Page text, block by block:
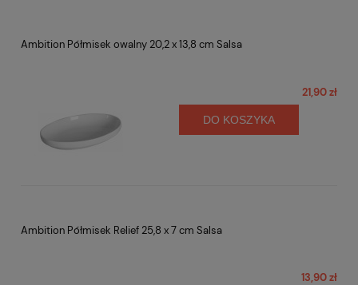
Ambition Półmisek owalny 20,2 x 13,8 cm Salsa
21,90 zł
DO KOSZYKA
Ambition Półmisek Relief 25,8 x 7 cm Salsa
13,90 zł